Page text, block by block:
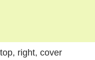
top, right, cover